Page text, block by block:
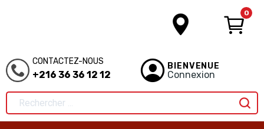
0
CONTACTEZ-NOUS
+216 36 36 12 12
BIENVENUE
Connexion